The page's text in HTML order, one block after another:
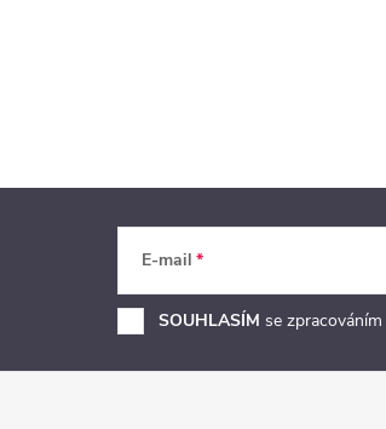
E-mail
SOUHLASÍM se zpracováním